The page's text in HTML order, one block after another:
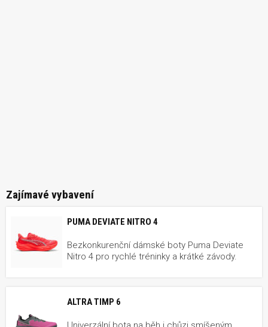
Zajímavé vybavení
PUMA DEVIATE NITRO 4
Bezkonkurenční dámské boty Puma Deviate
Nitro 4 pro rychlé tréninky a krátké závody.
ALTRA TIMP 6